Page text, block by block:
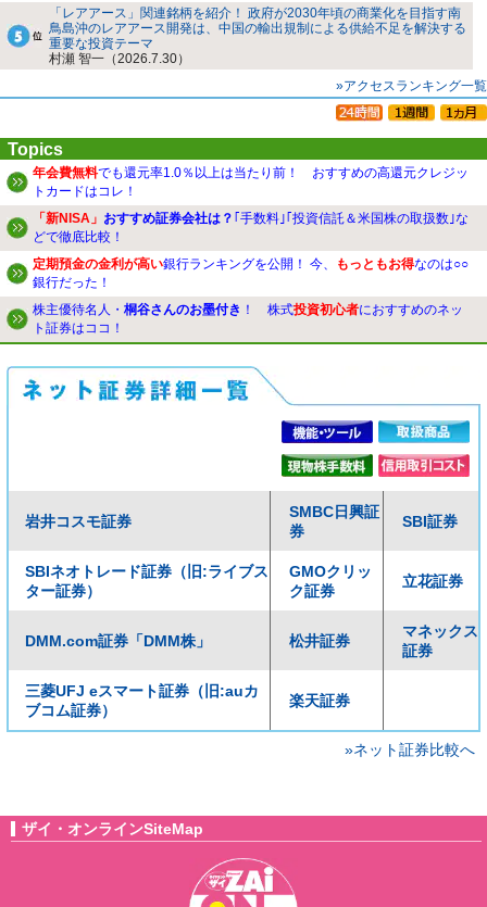
「レアアース」関連銘柄を紹介！ 政府が2030年頃の商業化を目指す南
鳥島沖のレアアース開発は、中国の輸出規制による供給不足を解決する
重要な投資テーマ
村瀬 智一（2026.7.30）
»アクセスランキング一覧
Topics
年会費無料でも還元率1.0％以上は当たり前！ おすすめの高還元クレジッ
トカードはコレ！
「新NISA」 おすすめ証券会社は？ ｢手数料｣｢投資信託＆米国株の取扱数｣な
どで徹底比較！
定期預金の金利が高い銀行ランキングを公開！ 今、 もっともお得なのは○○
銀行だった！
株主優待名人・ 桐谷さんのお墨付き ！ 株式投資初心者におすすめのネッ
ト証券はココ！
岩井コスモ証券
SMBC日興証
券
SBI証券
SBIネオトレード証券（旧:ライブス
ター証券）
GMOクリッ
ク証券
立花証券
DMM.com証券「DMM株」 松井証券
マネックス
証券
三菱UFJ eスマート証券（旧:auカ
ブコム証券）
楽天証券
»ネット証券比較へ
ザイ・オンラインSiteMap